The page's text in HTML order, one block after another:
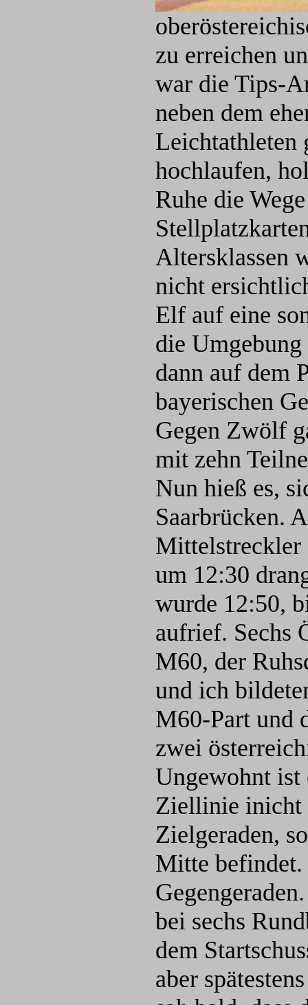
zu erreichen
war die Tips-
neben dem
Leichtathleten
hochlaufen,
Ruhe die
Altersklassen
nicht
Elf auf eine
die
dann auf dem
bayerischen
Gegen Zwölf
mit zehn
Nun hieß es,
Saarbrücken.
Mittelstreckler
um 12:30
wurde 12:50,
aufrief. Sechs
M60, der
und ich
M60-Part und
zwei
Ungewohnt ist
Ziellinie inicht
Zielgeraden,
Mitte befindet.
bei sechs
dem
aber